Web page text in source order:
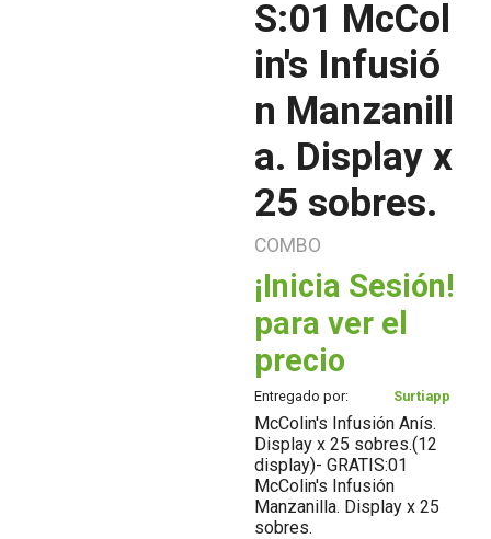
S:01 McCol
in's Infusió
n Manzanill
a. Display x
25 sobres.
COMBO
¡Inicia Sesión!
para ver el
precio
Entregado por: Surtiapp
McColin's Infusión Anís.
Display x 25 sobres.(12
display)- GRATIS:01
McColin's Infusión
Manzanilla. Display x 25
sobres.